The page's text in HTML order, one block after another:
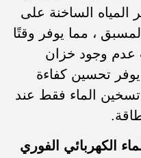
المياه الساخنة على
، مما يوفر وقتًا
عدم وجود خزان
تحسين كفاءة
الماء فقط عند
الكهربائي الفوري